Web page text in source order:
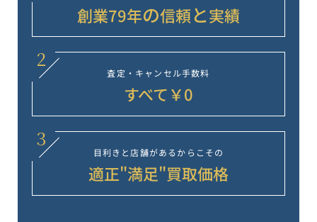
創業79年の信頼と実績
2
査定・キャンセル手数料
すべて￥0
3
目利きと店舗があるからこその
適正"満足"買取価格